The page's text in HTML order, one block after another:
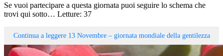
Se vuoi partecipare a questa giornata puoi seguire lo schema che
trovi qui sotto… Letture: 37
Continua a leggere13 Novembre – giornata mondiale della gentilezza